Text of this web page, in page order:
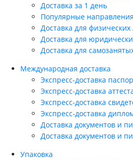
Доставка за 1 день
Популярные направления
Доставка для
Доставка для
Доставка для
Международная доставка
Экспресс-доставка
Экспресс-доставка
Экспресс-доставка
Экспресс-доставка
Доставка документов и
Доставка документов и
Упаковка